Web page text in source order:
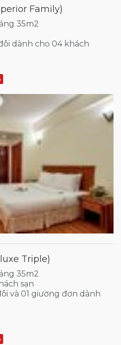
Family)
35m2
dành cho 04 khách
Triple)
35m2
sạn
và 01 giường đơn dành